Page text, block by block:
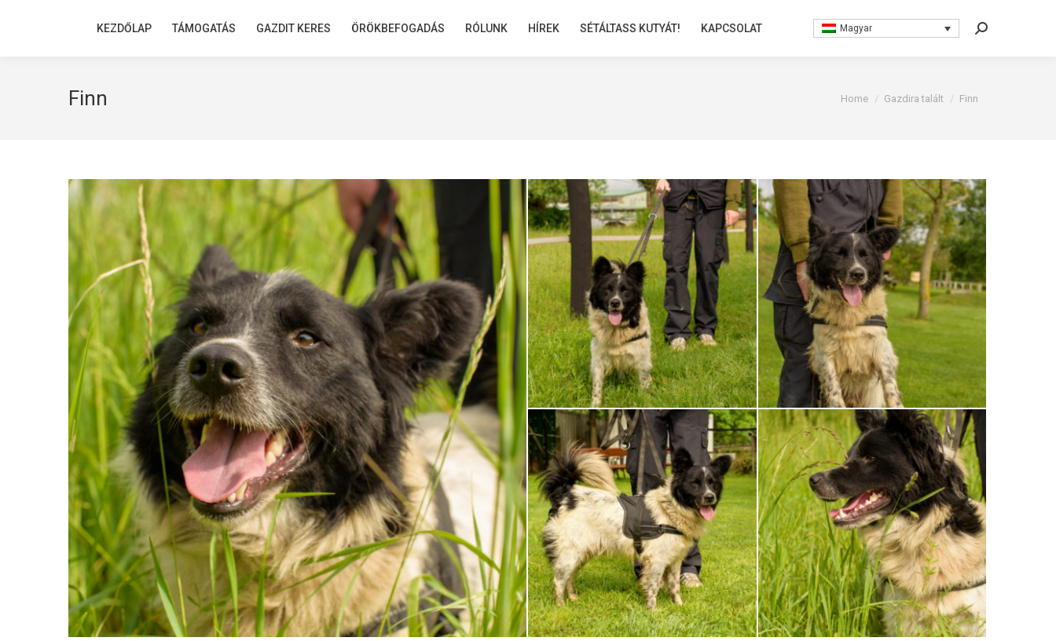
KEZDŐLAP TÁMOGATÁS GAZDIT KERES ÖRÖKBEFOGADÁS RÓLUNK HÍREK SÉTÁLTASS KUTYÁT! KAPCSOLAT Magyar Search:
Finn You are here:
Home Gazdira talált Finn
KEZDŐLAP TÁMOGATÁS GAZDIT KERES ÖRÖKBEFOGADÁS RÓLUNK HÍREK SÉTÁLTASS KUTYÁT! KAPCSOLAT Magyar Search: